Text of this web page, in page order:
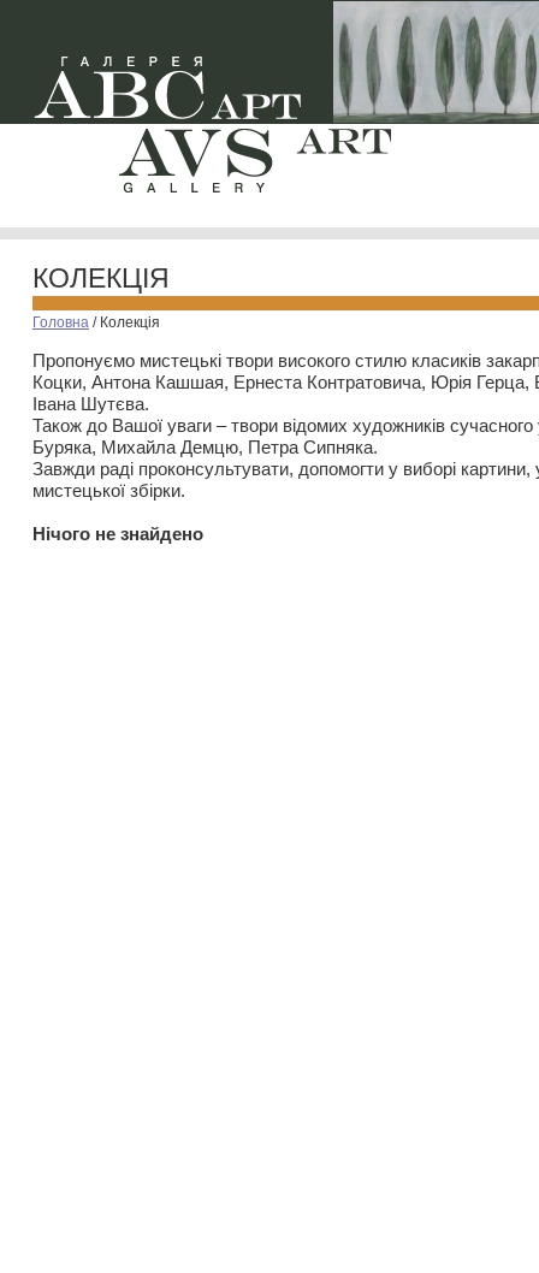
КОЛЕКЦІЯ
Головна / Колекція
Пропонуємо мистецькі твори високого стилю класиків
Коцки, Антона Кашшая, Ернеста Контратовича, Юрія
Івана Шутєва.
Також до Вашої уваги – твори відомих художників
Буряка, Михайла Демцю, Петра Сипняка.
Завжди раді проконсультувати, допомогти у виборі картини,
мистецької збірки.
Нiчого не знайдено